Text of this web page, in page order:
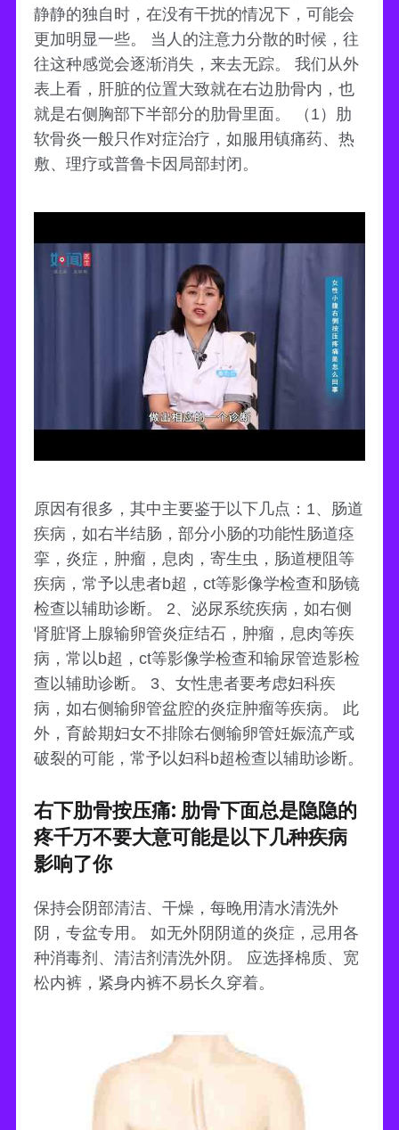
静静的独自时，在没有干扰的情况下，可能会
更加明显一些。 当人的注意力分散的时候，往
往这种感觉会逐渐消失，来去无踪。 我们从外
表上看，肝脏的位置大致就在右边肋骨内，也
就是右侧胸部下半部分的肋骨里面。 （1）肋
软骨炎一般只作对症治疗，如服用镇痛药、热
敷、理疗或普鲁卡因局部封闭。
原因有很多，其中主要鉴于以下几点：1、肠道
疾病，如右半结肠，部分小肠的功能性肠道痉
挛，炎症，肿瘤，息肉，寄生虫，肠道梗阻等
疾病，常予以患者b超，ct等影像学检查和肠镜
检查以辅助诊断。 2、泌尿系统疾病，如右侧
肾脏肾上腺输卵管炎症结石，肿瘤，息肉等疾
病，常以b超，ct等影像学检查和输尿管造影检
查以辅助诊断。 3、女性患者要考虑妇科疾
病，如右侧输卵管盆腔的炎症肿瘤等疾病。 此
外，育龄期妇女不排除右侧输卵管妊娠流产或
破裂的可能，常予以妇科b超检查以辅助诊断。
右下肋骨按压痛: 肋骨下面总是隐隐的
疼千万不要大意可能是以下几种疾病
影响了你
保持会阴部清洁、干燥，每晚用清水清洗外
阴，专盆专用。 如无外阴阴道的炎症，忌用各
种消毒剂、清洁剂清洗外阴。 应选择棉质、宽
松内裤，紧身内裤不易长久穿着。